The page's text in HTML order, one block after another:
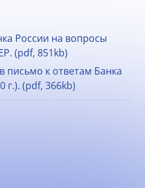
России на вопросы
(pdf, 851kb)
письмо к ответам Банка
г.). (pdf, 366kb)